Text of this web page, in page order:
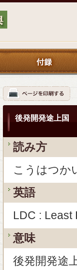
後発開発途上国
読み方
こうはつか
英語
LDC : Least
意味
後発開発途